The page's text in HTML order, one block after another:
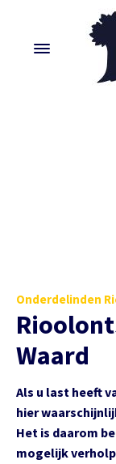
Onderdelinden
Waard
Als u last heeft
hier
Het is daarom
mogelijk